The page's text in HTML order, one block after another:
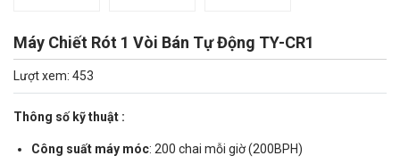
Máy Chiết Rót 1 Vòi Bán Tự Động TY-CR1
Lượt xem: 453
Thông số kỹ thuật :
Công suất máy móc: 200 chai mỗi giờ (200BPH)